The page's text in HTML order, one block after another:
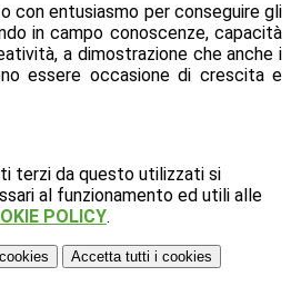
con entusiasmo per conseguire gli
in campo conoscenze, capacità
a dimostrazione che anche i
essere occasione di crescita e
terzi da questo utilizzati si
al funzionamento ed utili alle
POLICY.
Accetta tutti i cookies